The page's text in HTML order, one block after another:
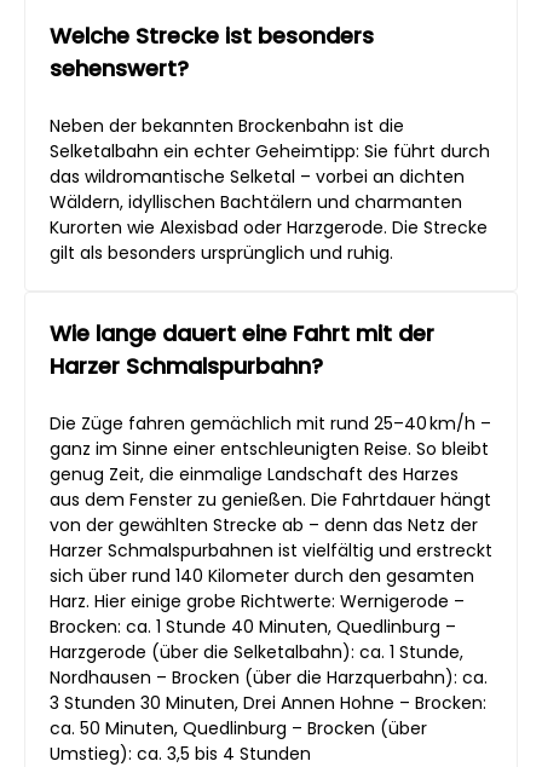
Welche Strecke ist besonders
sehenswert?
Neben der bekannten Brockenbahn ist die
Selketalbahn ein echter Geheimtipp: Sie führt durch
das wildromantische Selketal – vorbei an dichten
Wäldern, idyllischen Bachtälern und charmanten
Kurorten wie Alexisbad oder Harzgerode. Die Strecke
gilt als besonders ursprünglich und ruhig.
Wie lange dauert eine Fahrt mit der
Harzer Schmalspurbahn?
Die Züge fahren gemächlich mit rund 25–40 km/h –
ganz im Sinne einer entschleunigten Reise. So bleibt
genug Zeit, die einmalige Landschaft des Harzes
aus dem Fenster zu genießen. Die Fahrtdauer hängt
von der gewählten Strecke ab – denn das Netz der
Harzer Schmalspurbahnen ist vielfältig und erstreckt
sich über rund 140 Kilometer durch den gesamten
Harz. Hier einige grobe Richtwerte: Wernigerode –
Brocken: ca. 1 Stunde 40 Minuten, Quedlinburg –
Harzgerode (über die Selketalbahn): ca. 1 Stunde,
Nordhausen – Brocken (über die Harzquerbahn): ca.
3 Stunden 30 Minuten, Drei Annen Hohne – Brocken:
ca. 50 Minuten, Quedlinburg – Brocken (über
Umstieg): ca. 3,5 bis 4 Stunden